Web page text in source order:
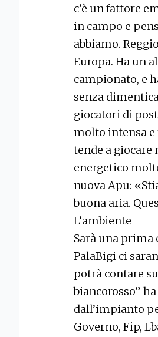
c’è un fattore
in campo e
abbiamo.
Europa. Ha un
campionato, e
senza
giocatori di
molto intensa
tende a
energetico
nuova Apu:
buona aria.
L’ambiente
Sarà una
PalaBigi ci
potrà contare
biancorosso”
dall’impianto
Governo, Fip,